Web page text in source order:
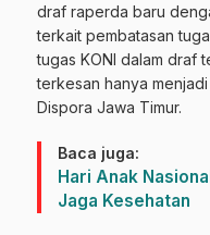
draf raperda baru
terkait pembatasan
tugas KONI dalam draf
terkesan hanya
Dispora Jawa Timur.
Baca juga:
Hari Anak
Jaga Kesehatan